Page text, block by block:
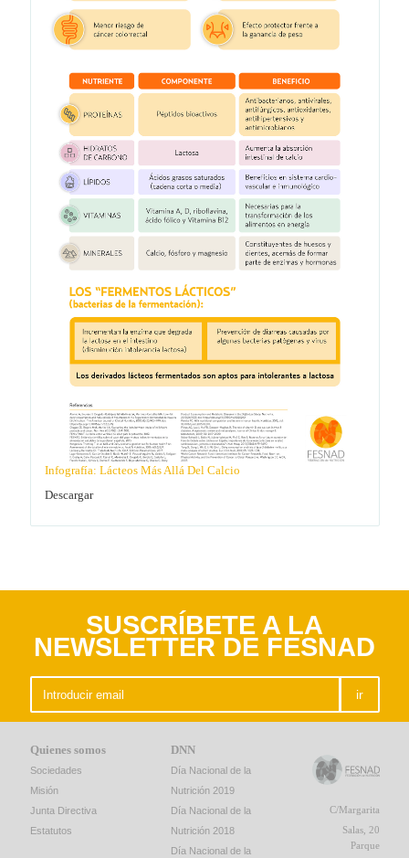
Infografía: Lácteos Más Allá Del Calcio
Descargar
SUSCRÍBETE A LA
NEWSLETTER DE FESNAD
ir
Quienes somos
Sociedades
Misión
Junta Directiva
Estatutos
DNN
Día Nacional de la
Nutrición 2019
Día Nacional de la
Nutrición 2018
Día Nacional de la
C/Margarita
Salas, 20
Parque